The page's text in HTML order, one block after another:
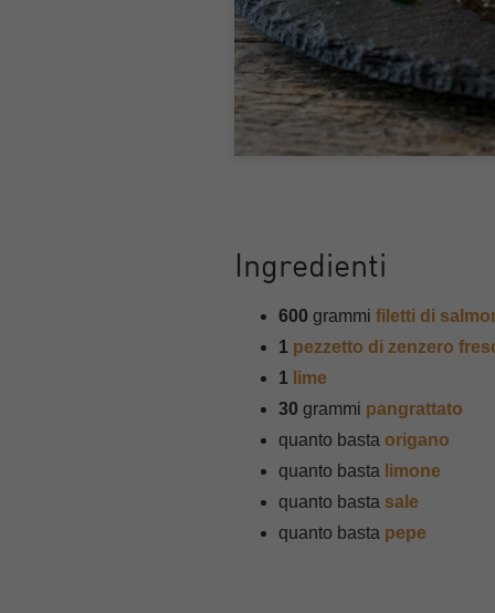
Ingredienti
600 grammi filetti di
1 pezzetto di zenzero
1 lime
30 grammi pangrattato
quanto basta origano
quanto basta limone
quanto basta sale
quanto basta pepe